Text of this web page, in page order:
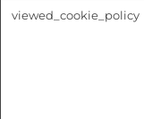
viewed_cookie_policy